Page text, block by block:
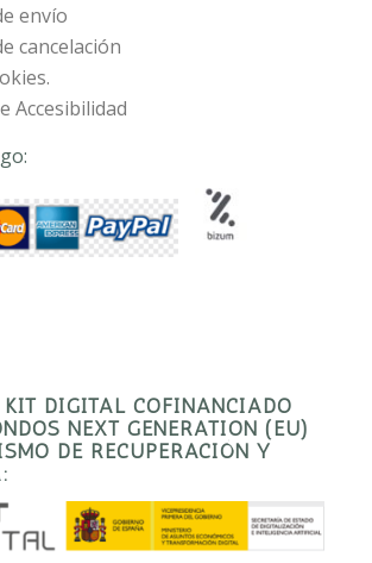
envío
cancelación
Accesibilidad
KIT DIGITAL COFINANCIADO
NEXT GENERATION (EU)
DE RECUPERACIÓN Y